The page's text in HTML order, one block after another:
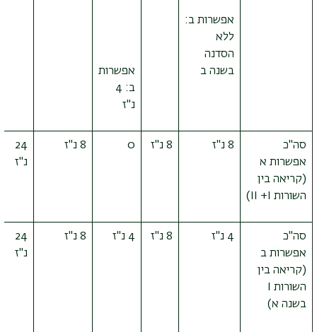
אפשרות ב:
ללא
הסדנה
בשנה ב
אפשרות
ב: 4
נ"ז
סה"כ
אפשרות א
(קריאה בין
השורות I
+
II
)
8 נ"ז 8 נ"ז 0 8 נ"ז
24
נ"ז
סה"כ
אפשרות ב
(קריאה בין
השורות I
בשנה א)
4 נ"ז 8 נ"ז 4 נ"ז 8 נ"ז
24
נ"ז